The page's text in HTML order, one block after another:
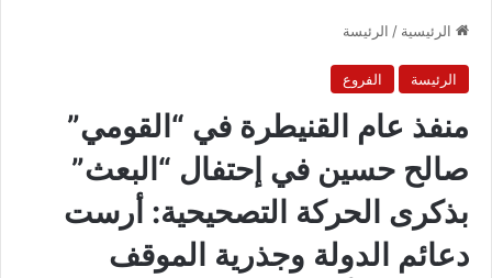
الرئيسية / الرئيسة
الرئيسة الفروع
منفذ عام القنيطرة في “القومي”
صالح حسين في إحتفال “البعث”
بذكرى الحركة التصحيحية: أرست
دعائم الدولة وجذرية الموقف